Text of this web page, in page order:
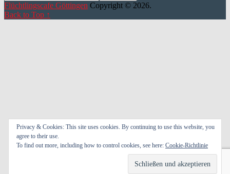
Flüchtlingscafe Göttingen Copyright © 2026.
Back to Top ↑
Privacy & Cookies: This site uses cookies. By continuing to use this website, you
agree to their use.
To find out more, including how to control cookies, see here: Cookie-Richtlinie